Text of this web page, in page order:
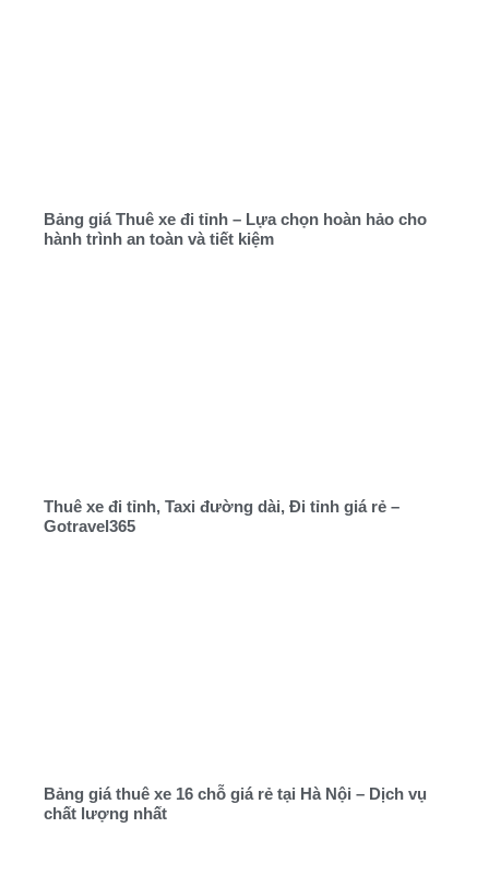
Bảng giá Thuê xe đi tỉnh – Lựa chọn hoàn hảo cho
hành trình an toàn và tiết kiệm
Thuê xe đi tỉnh, Taxi đường dài, Đi tỉnh giá rẻ –
Gotravel365
Bảng giá thuê xe 16 chỗ giá rẻ tại Hà Nội – Dịch vụ
chất lượng nhất